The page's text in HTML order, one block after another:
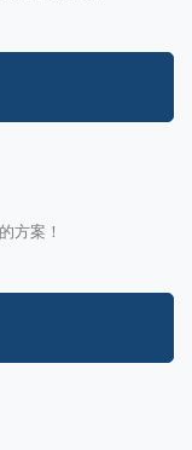
方案！